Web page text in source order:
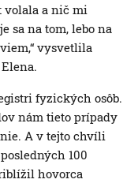
volala a nič mi
sa na tom, lebo na
vysvetlila
fyzických osôb.
nám tieto prípady
A v tejto chvíli
100
hovorca